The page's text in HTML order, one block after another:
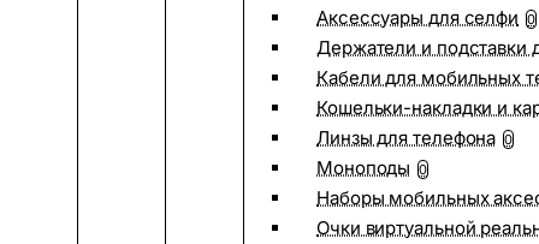
Аксессуары для селфи 0
Держатели и подставки
Кабели для мобильных
Кошельки-накладки и
Линзы для телефона 0
Моноподы 0
Наборы мобильных
Очки виртуальной